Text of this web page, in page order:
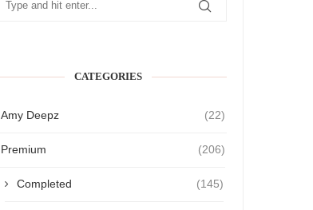
CATEGORIES
Amy Deepz (22)
Premium (206)
Completed (145)